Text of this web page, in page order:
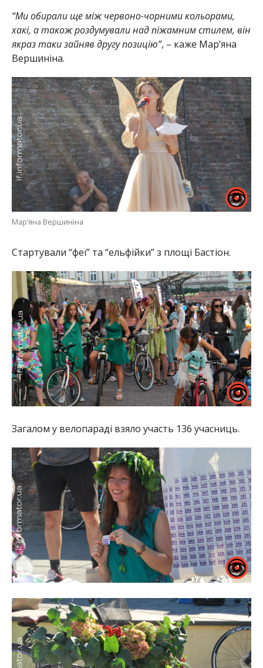
“Ми обирали ще між червоно-чорними кольорами,
хакі, а також роздумували над піжамним стилем, він
якраз таки зайняв другу позицію”, – каже Мар’яна
Вершиніна.
Мар’яна Вершиніна
Стартували “феї” та “ельфійки” з площі Бастіон.
Загалом у велопараді взяло участь 136 учасниць.